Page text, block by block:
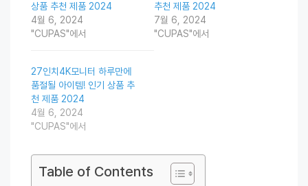
상품 추천 제품 2024
4월 6, 2024
"CUPAS"에서
추천 제품 2024
7월 6, 2024
"CUPAS"에서
27인치4K모니터 하루만에
품절될 아이템! 인기 상품 추
천 제품 2024
4월 6, 2024
"CUPAS"에서
Table of Contents